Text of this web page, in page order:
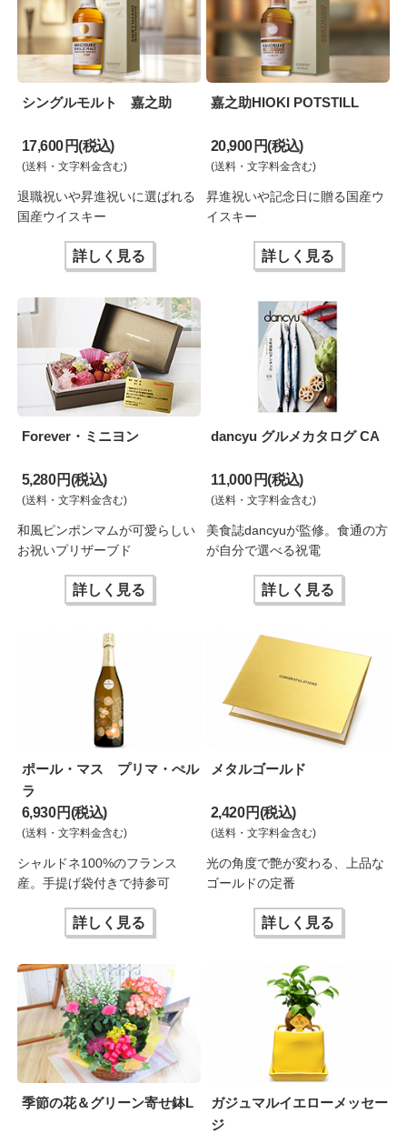
シングルモルト 嘉之助
17,600 円(税込)
(送料・文字料金含む)
退職祝いや昇進祝いに選ばれる
国産ウイスキー
詳しく見る
嘉之助HIOKI POTSTILL
20,900 円(税込)
(送料・文字料金含む)
昇進祝いや記念日に贈る国産ウ
イスキー
詳しく見る
Forever・ミニヨン
5,280 円(税込)
(送料・文字料金含む)
和風ピンポンマムが可愛らしい
お祝いプリザーブド
詳しく見る
dancyu グルメカタログ CA
11,000 円(税込)
(送料・文字料金含む)
美食誌dancyuが監修。食通の方
が自分で選べる祝電
詳しく見る
ポール・マス プリマ・ぺル
ラ
6,930 円(税込)
(送料・文字料金含む)
シャルドネ100%のフランス
産。手提げ袋付きで持参可
詳しく見る
メタルゴールド
2,420 円(税込)
(送料・文字料金含む)
光の角度で艶が変わる、上品な
ゴールドの定番
詳しく見る
季節の花＆グリーン寄せ鉢L
ガジュマルイエローメッセー
ジ